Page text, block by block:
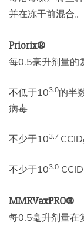
并在冻干前混合
Priorix®
每0.5毫升剂量的
不低于103.0的半
病毒
不少于103.7 CCID
不少于103.0 CCID
MMRVaxPRO®
每0.5毫升剂量在